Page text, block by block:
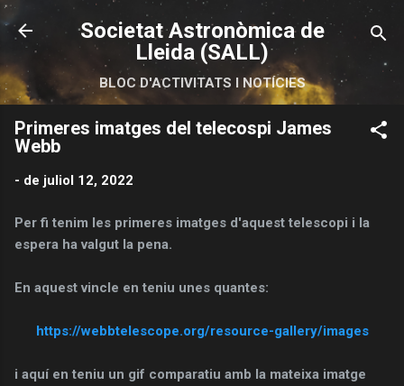
Salta al contingut principal
Societat Astronòmica de
Lleida (SALL)
BLOC D'ACTIVITATS I NOTÍCIES
Primeres imatges del telecospi James
Webb
- de juliol 12, 2022
Per fi tenim les primeres imatges d'aquest telescopi i la
espera ha valgut la pena.
En aquest vincle en teniu unes quantes:
https://webbtelescope.org/resource-gallery/images
i aquí en teniu un gif comparatiu amb la mateixa imatge